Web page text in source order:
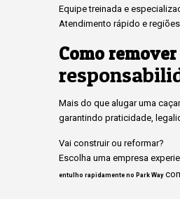
Equipe treinada e
Atendimento rápido e
Como
Mais do que alugar uma
garantindo praticidade,
Vai construir ou reformar?
Escolha uma empresa
entulho rapidamente no Park Way